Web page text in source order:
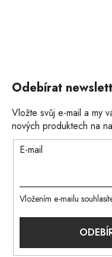
Odebírat
Vložte svůj e-mail a my
nových produktech na
E-mail
Vložením e-mailu